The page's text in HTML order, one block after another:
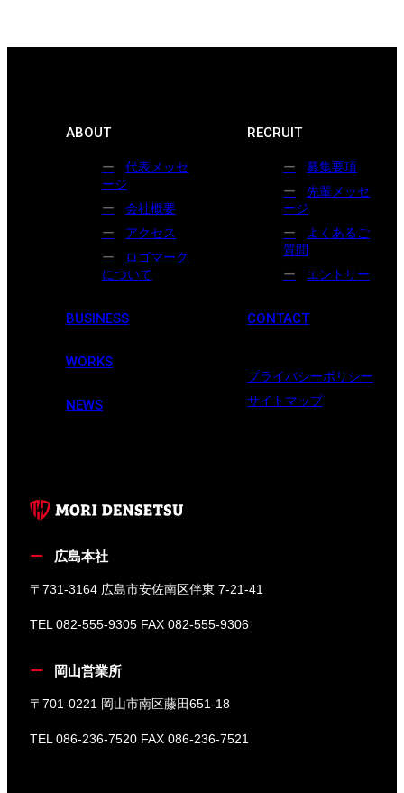
ABOUT
代表メッセ
ージ
会社概要
アクセス
ロゴマーク
について
BUSINESS
WORKS
NEWS
RECRUIT
募集要項
先輩メッセ
ージ
よくあるご
質問
エントリー
CONTACT
プライバシーポリシー
サイトマップ
広島本社
〒731-3164 広島市安佐南区伴東 7-21-41
TEL 082-555-9305 FAX 082-555-9306
岡山営業所
〒701-0221 岡山市南区藤田651-18
TEL 086-236-7520 FAX 086-236-7521